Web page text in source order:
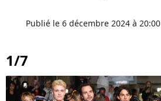
Publié le 6 décembre 2024 à 20:00
1/7